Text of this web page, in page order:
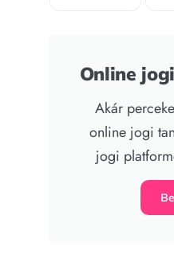
Online
Akár
online jogi
jogi